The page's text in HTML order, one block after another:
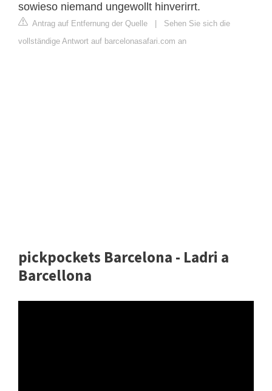
sowieso niemand ungewollt hinverirrt.
Antrag auf Entfernung der Quelle
Sehen Sie sich die
vollständige Antwort auf barcelonasafari.com an
pickpockets Barcelona - Ladri a
Barcellona